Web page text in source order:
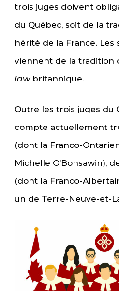
trois juges doivent
du Québec, soit de la
hérité de la France. Les
viennent de la tradition
lawbritannique.
Outre les trois juges du
compte actuellement
(dont la Franco-
Michelle O’Bonsawin),
(dont la Franco-
un de Terre-Neuve-et-